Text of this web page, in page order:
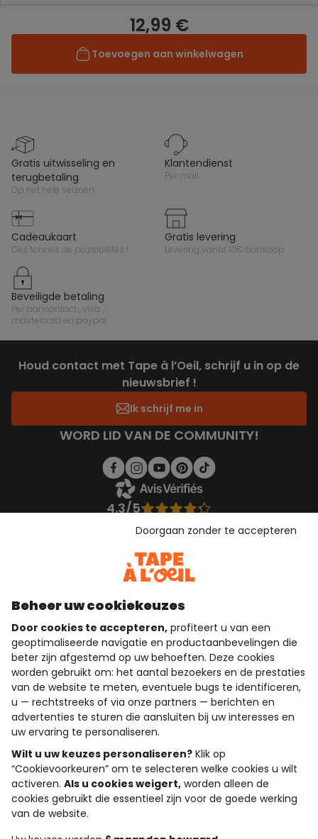
12,99 €
Toevoegen aan winkelwagen
gratis uitwisseling en
terugbetaling
op het hele seizoen
klantendienst
per mail
cadeaukaart
des tonnes de possibilités !
gratis levering
levering vanaf 10€ aankoop
beveiligde betaling
per bancontact , visa ,
mastercard en paypal
Houd contact met Tape à l’Oeil, schrijf u in op de
nieuwsbrief !
Ik schrijf me in
WORD LID VAN DE COMMUNITY!
4.3/5
Bekijk de vertrouwensverklaring
Download onze applicatie
Ontdek onze applicatie
wie zijn we?
hulp nodig
loyalty club
onze catalogus
Algemene verkoop en gebruiksvoorwaarden
Privacybeleid
Beheer uw cookiekeuzes
Door cookies te accepteren, profiteert u van een
geoptimaliseerde navigatie en productaanbevelingen die
beter zijn afgestemd op uw behoeften. Deze cookies
worden gebruikt om: het aantal bezoekers en de prestaties
van de website te meten, eventuele bugs te identificeren,
u — rechtstreeks of via onze partners — berichten en
advertenties te sturen die aansluiten bij uw interesses en
uw ervaring te personaliseren.
Wilt u uw keuzes personaliseren? Klik op
“Cookievoorkeuren” om te selecteren welke cookies u wilt
activeren. Als u cookies weigert, worden alleen de
cookies gebruikt die essentieel zijn voor de goede werking
van de website.
Doorgaan zonder te accepteren